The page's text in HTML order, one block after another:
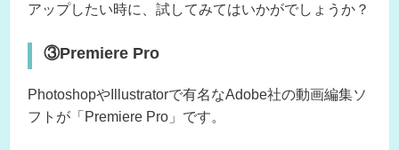
アップしたい時に、試してみてはいかがでしょうか？
③Premiere Pro
PhotoshopやIllustratorで有名なAdobe社の動画編集ソ
フトが「Premiere Pro」です。